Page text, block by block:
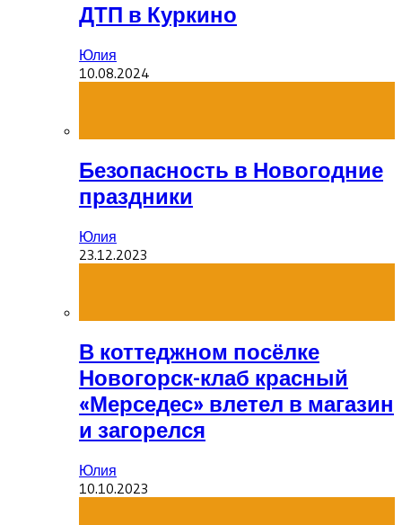
ДТП в Куркино
Юлия
10.08.2024
Безопасность в Новогодние
праздники
Юлия
23.12.2023
В коттеджном посёлке
Новогорск-клаб красный
«Мерседес» влетел в магазин
и загорелся
Юлия
10.10.2023